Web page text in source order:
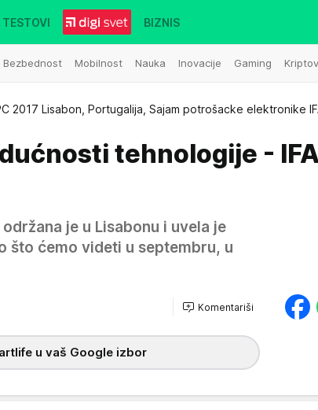
Bezbednost Mobilnost Nauka Inovacije Gaming
TESTOVI BIZNIS
2017 Lisabon, Portugalija, Sajam potrošacke elektronike
tehnologije -
je u Lisabonu i uvela je
što ćemo videti u septembru, u
Komentariši
u vaš Google izbor